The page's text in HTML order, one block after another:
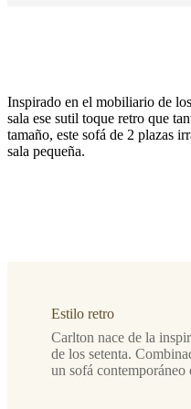
mate,
19cm,
4200
Inspirado en el mobiliario de
sala ese sutil toque retro que
tamaño, este sofá de 2 plazas
sala pequeña.
Estilo retro
Carlton nace de la
de los setenta.
un sofá contemporáneo